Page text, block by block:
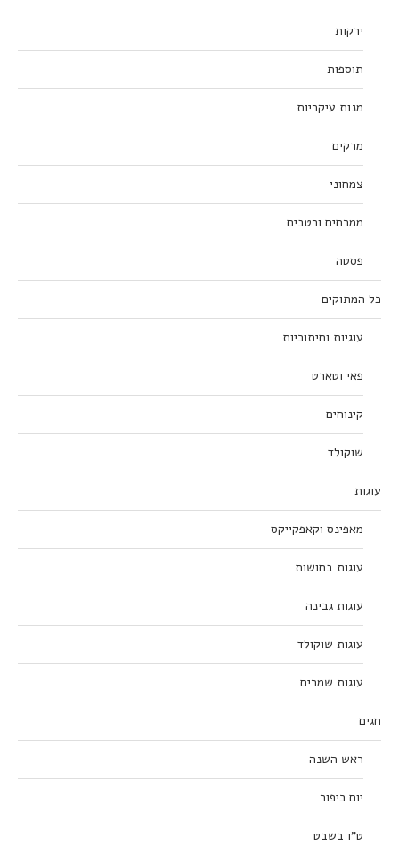
ירקות
תוספות
מנות עיקריות
מרקים
צמחוני
ממרחים ורטבים
פסטה
כל המתוקים
עוגיות וחיתוכיות
פאי וטארט
קינוחים
שוקולד
עוגות
מאפינס וקאפקייקס
עוגות בחושות
עוגות גבינה
עוגות שוקולד
עוגות שמרים
חגים
ראש השנה
יום כיפור
ט”ו בשבט